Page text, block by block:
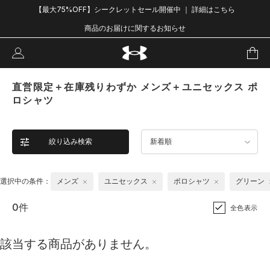
【最大75%OFF】シークレットセール開催中 ｜ 詳細はこちら
商品のお届けに関するお知らせ
直営限定＋在庫残りわずか メンズ＋ユニセックス ポ
ロシャツ
絞り込み検索 新着順
選択中の条件： メンズ ユニセックス ポロシャツ グリーン
0件 全色表示
該当する商品がありません。